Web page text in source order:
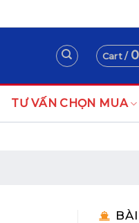
Cart / 0
TƯ VẤN CHỌN MUA